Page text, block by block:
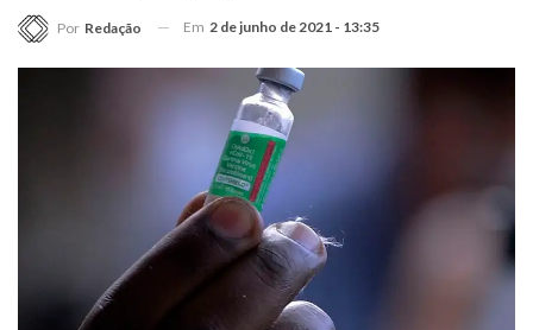
Por Redação Em 2 de junho de 2021 - 13:35